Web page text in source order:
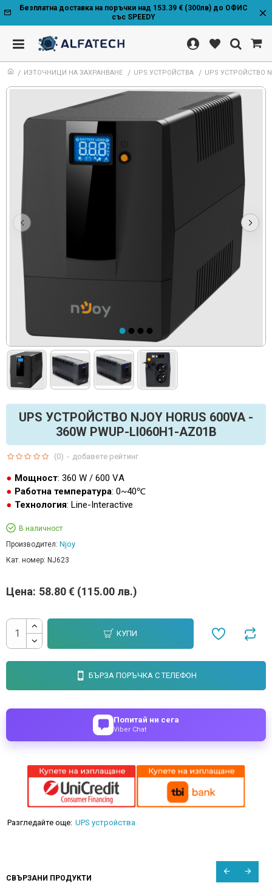
Безплатна доставка на поръчки над 153.39 € (300лв) до ОФИС
със SPEEDY
ИЗТОЧНИЦИ НА ЗАХРАНВАНЕ UPS УСТРОЙСТВА UPS УСТРОЙСТВО
UPS УСТРОЙСТВО NJOY HORUS 600VA -
360W PWUP-LI060H1-AZ01B
Мощност: 360 W / 600 VА
Работна температура: 0~40℃
Технология: Line-Interactive
В наличност
Производител: Njoy
Кат. номер: NJ623
(0) - добавете рейтинг
Цена: 58.80 € (115.00 лв.)
КУПИ
БЪРЗА ПОРЪЧКА С ТЕЛЕФОН
Попитай ни сега
Viber Chat
Разгледайте още: UPS устройства
СВЪРЗАНИ ПРОДУКТИ